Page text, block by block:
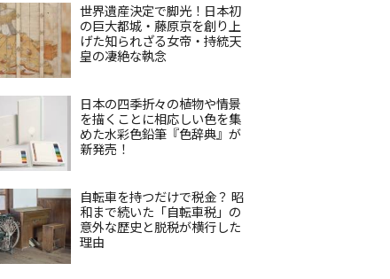
世界遺産決定で脚光！日本初
の巨大都城・藤原京を創り上
げた知られざる女帝・持統天
皇の凄絶な執念
日本の四季折々の植物や情景
を描くことに相応しい色を集
めた水彩色鉛筆『色辞典』が
新発売！
自転車を持つだけで税金？ 昭
和まで続いた「自転車税」の
意外な歴史と脱税が横行した
理由